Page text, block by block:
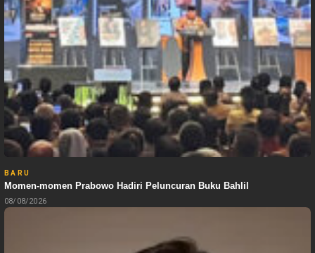
BARU
Momen-momen Prabowo Hadiri Peluncuran Buku Bahlil
08/08/2026